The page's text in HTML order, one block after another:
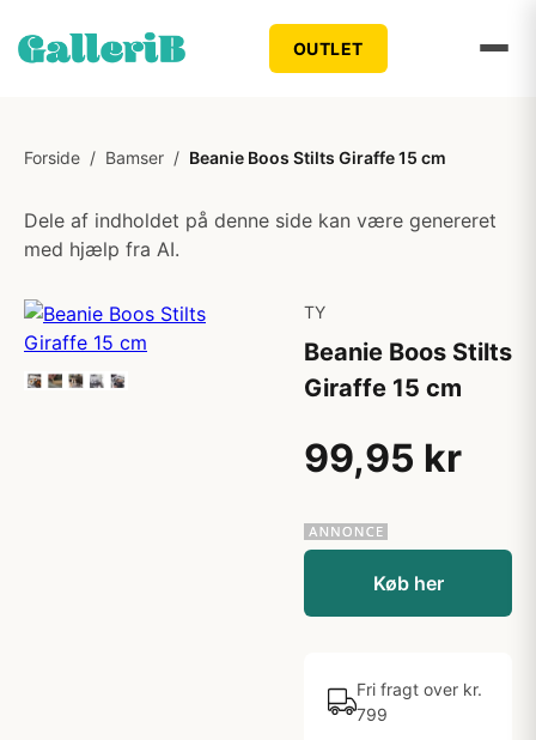
OUTLET
Forside / Bamser / Beanie Boos Stilts Giraffe 15 cm
Dele af indholdet på denne side kan være genereret
med hjælp fra AI.
TY
Beanie Boos Stilts
Giraffe 15 cm
99,95 kr
Køb her
Fri fragt over kr.
799